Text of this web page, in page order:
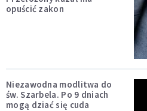
opuścić zakon
Niezawodna modlitwa do
św. Szarbela. Po 9 dniach
mogą dziać się cuda